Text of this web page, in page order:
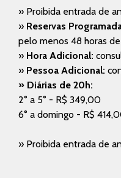
» Proibida entrada de
» Reservas
pelo menos 48 horas
» Hora Adicional:
» Pessoa Adicional:
» Diárias de 20h:
2° a 5° - R$ 349,00
6° a domingo - R$
» Proibida entrada de